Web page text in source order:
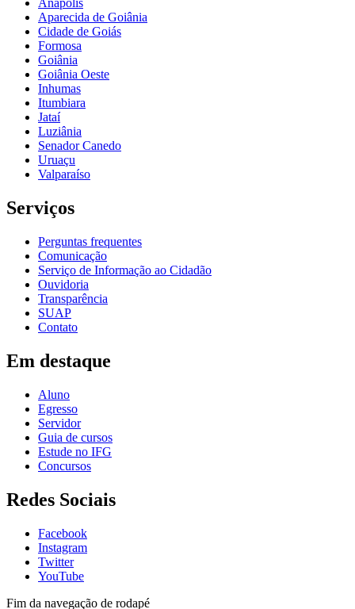
Anápolis
Aparecida de Goiânia
Cidade de Goiás
Formosa
Goiânia
Goiânia Oeste
Inhumas
Itumbiara
Jataí
Luziânia
Senador Canedo
Uruaçu
Valparaíso
Serviços
Perguntas frequentes
Comunicação
Serviço de Informação ao Cidadão
Ouvidoria
Transparência
SUAP
Contato
Em destaque
Aluno
Egresso
Servidor
Guia de cursos
Estude no IFG
Concursos
Redes Sociais
Facebook
Instagram
Twitter
YouTube
Fim da navegação de rodapé